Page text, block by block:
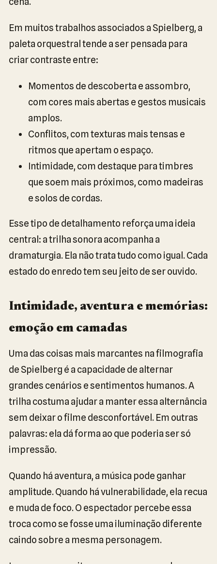
Em muitos trabalhos associados a Spielberg, a
paleta orquestral tende a ser pensada para
criar contraste entre:
Momentos de descoberta e assombro,
com cores mais abertas e gestos musicais
amplos.
Conflitos, com texturas mais tensas e
ritmos que apertam o espaço.
Intimidade, com destaque para timbres
que soem mais próximos, como madeiras
e solos de cordas.
Esse tipo de detalhamento reforça uma ideia
central: a trilha sonora acompanha a
dramaturgia. Ela não trata tudo como igual. Cada
estado do enredo tem seu jeito de ser ouvido.
Intimidade, aventura e memórias:
emoção em camadas
Uma das coisas mais marcantes na filmografia
de Spielberg é a capacidade de alternar
grandes cenários e sentimentos humanos. A
trilha costuma ajudar a manter essa alternância
sem deixar o filme desconfortável. Em outras
palavras: ela dá forma ao que poderia ser só
impressão.
Quando há aventura, a música pode ganhar
amplitude. Quando há vulnerabilidade, ela recua
e muda de foco. O espectador percebe essa
troca como se fosse uma iluminação diferente
caindo sobre a mesma personagem.